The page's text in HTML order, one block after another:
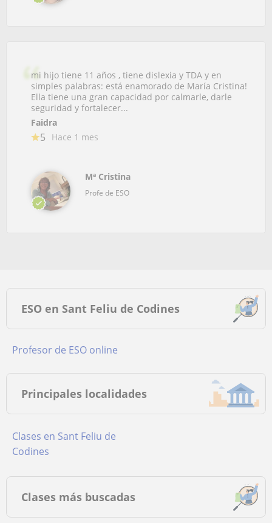
mi hijo tiene 11 años , tiene dislexia y TDA y en
simples palabras: está enamorado de María Cristina!
Ella tiene una gran capacidad por calmarle, darle
seguridad y fortalecer...
Faidra
5 Hace 1 mes
Mª Cristina
Profe de ESO
ESO en Sant Feliu de Codines
Profesor de ESO online
Principales localidades
Clases en Sant Feliu de
Codines
Clases más buscadas